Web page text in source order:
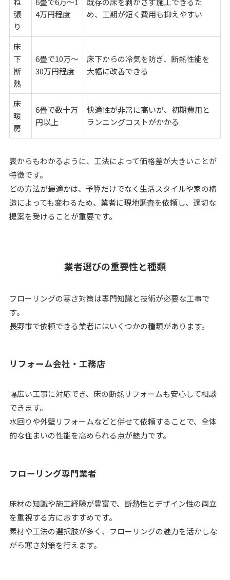
張
り
4万円程度
め、工期が短く費用も抑えやすい
床
下
断
熱
6畳で10万〜
30万円程度
床下からの冷気を防ぎ、断熱性能を
大幅に改善できる
床
暖
房
6畳で数十万
円以上
快適性が非常に高いが、初期費用と
ランニングコストがかかる
表からもわかるように、工法によって価格差が大きいことが
特徴です。
どの方法が最適かは、予算だけでなく生活スタイルや家の構
造によっても変わるため、業者に現地調査を依頼し、適切な
提案を受けることが重要です。
業者選びの重要性と種類
フローリングの寒さ対策は専門知識と技術が必要な工事で
す。
長野市で依頼できる業者にはいくつかの種類があります。
リフォーム会社・工務店
幅広い工事に対応でき、床の断熱リフォームも安心して相談
できます。
水回りや外壁リフォームなどと併せて依頼することで、全体
的な住まいの性能を高められる点が魅力です。
フローリング専門業者
床材の知識や施工経験が豊富で、断熱性とデザイン性の両立
を重視する方におすすめです。
素材や工法の選択肢が多く、フローリングの魅力を活かしな
がら寒さ対策を行えます。